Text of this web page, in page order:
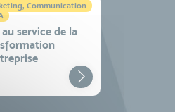
Communication
service de la